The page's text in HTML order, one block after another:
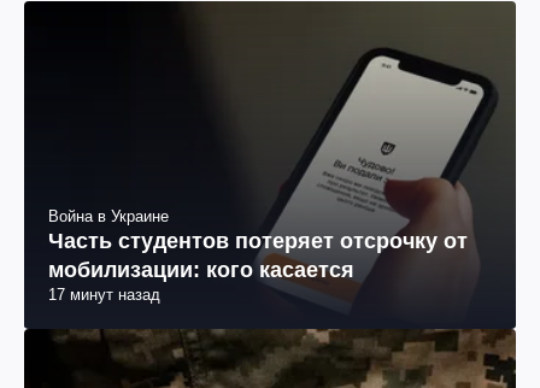
Война в Украине
Часть студентов потеряет отсрочку от
мобилизации: кого касается
17 минут назад